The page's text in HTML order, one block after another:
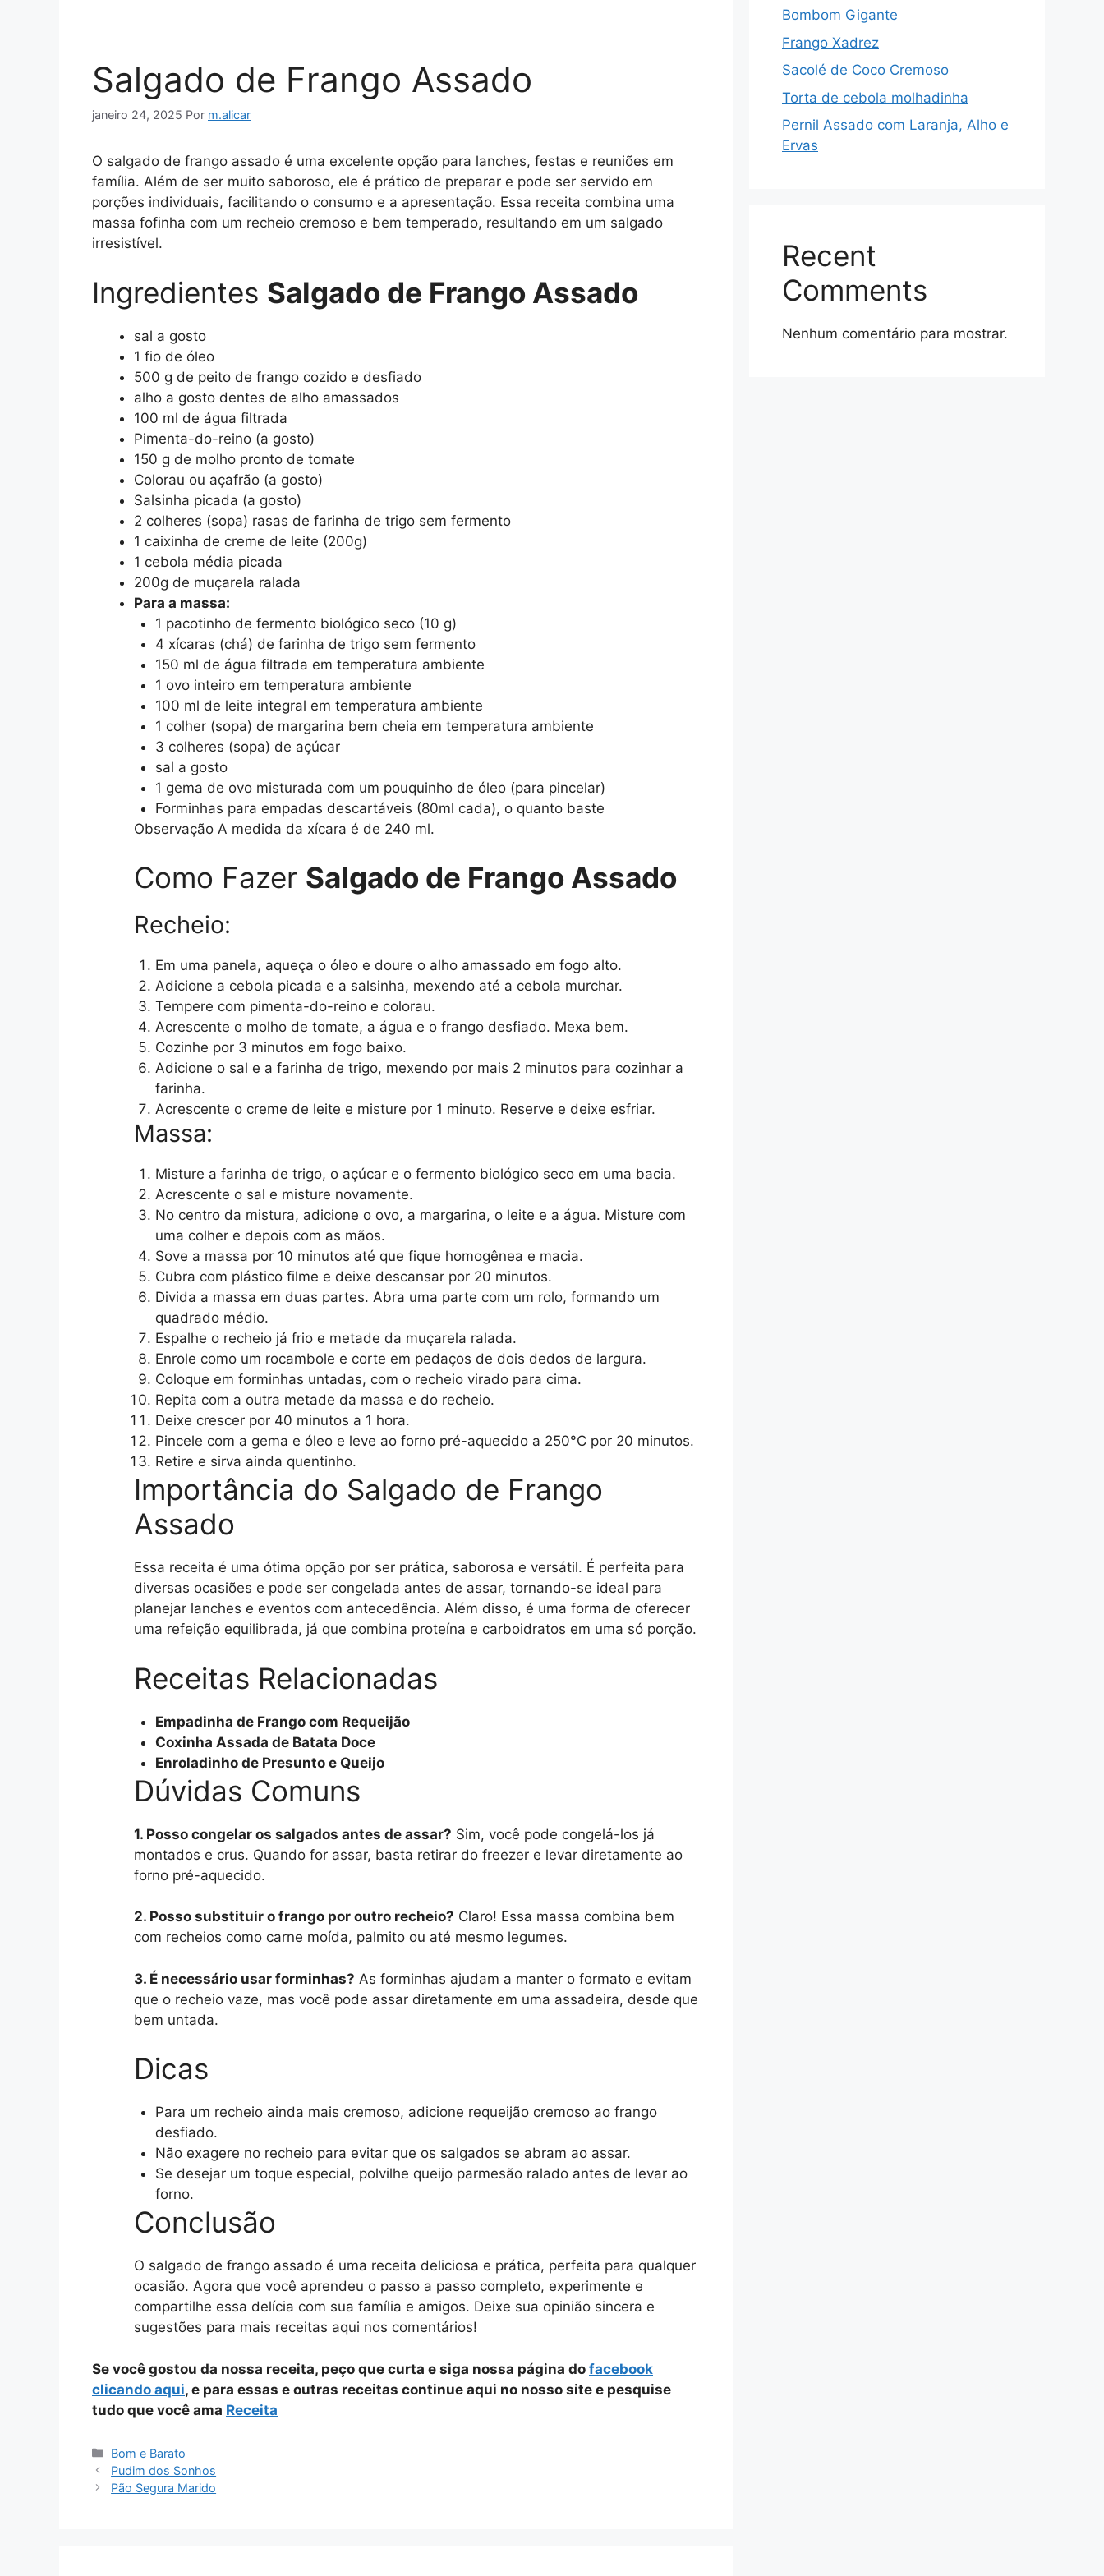
Salgado de Frango Assado
janeiro 24, 2025 Por m.alicar
O salgado de frango assado é uma excelente opção para lanches, festas e reuniões em
família. Além de ser muito saboroso, ele é prático de preparar e pode ser servido em
porções individuais, facilitando o consumo e a apresentação. Essa receita combina uma
massa fofinha com um recheio cremoso e bem temperado, resultando em um salgado
irresistível.
Ingredientes Salgado de Frango Assado
sal a gosto
1 fio de óleo
500 g de peito de frango cozido e desfiado
alho a gosto dentes de alho amassados
100 ml de água filtrada
Pimenta-do-reino (a gosto)
150 g de molho pronto de tomate
Colorau ou açafrão (a gosto)
Salsinha picada (a gosto)
2 colheres (sopa) rasas de farinha de trigo sem fermento
1 caixinha de creme de leite (200g)
1 cebola média picada
200g de muçarela ralada
Para a massa:
1 pacotinho de fermento biológico seco (10 g)
4 xícaras (chá) de farinha de trigo sem fermento
150 ml de água filtrada em temperatura ambiente
1 ovo inteiro em temperatura ambiente
100 ml de leite integral em temperatura ambiente
1 colher (sopa) de margarina bem cheia em temperatura ambiente
3 colheres (sopa) de açúcar
sal a gosto
1 gema de ovo misturada com um pouquinho de óleo (para pincelar)
Forminhas para empadas descartáveis (80ml cada), o quanto baste
Observação A medida da xícara é de 240 ml.
Como Fazer Salgado de Frango Assado
Recheio:
Em uma panela, aqueça o óleo e doure o alho amassado em fogo alto.
Adicione a cebola picada e a salsinha, mexendo até a cebola murchar.
Tempere com pimenta-do-reino e colorau.
Acrescente o molho de tomate, a água e o frango desfiado. Mexa bem.
Cozinhe por 3 minutos em fogo baixo.
Adicione o sal e a farinha de trigo, mexendo por mais 2 minutos para cozinhar a
farinha.
Acrescente o creme de leite e misture por 1 minuto. Reserve e deixe esfriar.
Massa:
Misture a farinha de trigo, o açúcar e o fermento biológico seco em uma bacia.
Acrescente o sal e misture novamente.
No centro da mistura, adicione o ovo, a margarina, o leite e a água. Misture com
uma colher e depois com as mãos.
Sove a massa por 10 minutos até que fique homogênea e macia.
Cubra com plástico filme e deixe descansar por 20 minutos.
Divida a massa em duas partes. Abra uma parte com um rolo, formando um
quadrado médio.
Espalhe o recheio já frio e metade da muçarela ralada.
Enrole como um rocambole e corte em pedaços de dois dedos de largura.
Coloque em forminhas untadas, com o recheio virado para cima.
Repita com a outra metade da massa e do recheio.
Deixe crescer por 40 minutos a 1 hora.
Pincele com a gema e óleo e leve ao forno pré-aquecido a 250°C por 20 minutos.
Retire e sirva ainda quentinho.
Importância do Salgado de Frango
Assado
Essa receita é uma ótima opção por ser prática, saborosa e versátil. É perfeita para
diversas ocasiões e pode ser congelada antes de assar, tornando-se ideal para
planejar lanches e eventos com antecedência. Além disso, é uma forma de oferecer
uma refeição equilibrada, já que combina proteína e carboidratos em uma só porção.
Receitas Relacionadas
Empadinha de Frango com Requeijão
Coxinha Assada de Batata Doce
Enroladinho de Presunto e Queijo
Dúvidas Comuns
1. Posso congelar os salgados antes de assar? Sim, você pode congelá-los já
montados e crus. Quando for assar, basta retirar do freezer e levar diretamente ao
forno pré-aquecido.
2. Posso substituir o frango por outro recheio? Claro! Essa massa combina bem
com recheios como carne moída, palmito ou até mesmo legumes.
3. É necessário usar forminhas? As forminhas ajudam a manter o formato e evitam
que o recheio vaze, mas você pode assar diretamente em uma assadeira, desde que
bem untada.
Dicas
Para um recheio ainda mais cremoso, adicione requeijão cremoso ao frango
desfiado.
Não exagere no recheio para evitar que os salgados se abram ao assar.
Se desejar um toque especial, polvilhe queijo parmesão ralado antes de levar ao
forno.
Conclusão
O salgado de frango assado é uma receita deliciosa e prática, perfeita para qualquer
ocasião. Agora que você aprendeu o passo a passo completo, experimente e
compartilhe essa delícia com sua família e amigos. Deixe sua opinião sincera e
sugestões para mais receitas aqui nos comentários!
Se você gostou da nossa receita, peço que curta e siga nossa página do facebook
clicando aqui, e para essas e outras receitas continue aqui no nosso site e pesquise
tudo que você ama Receita
Categorias
Bom e Barato
Pudim dos Sonhos
Pão Segura Marido
Bombom Gigante
Frango Xadrez
Sacolé de Coco Cremoso
Torta de cebola molhadinha
Pernil Assado com Laranja, Alho e
Ervas
Recent
Comments
Nenhum comentário para mostrar.